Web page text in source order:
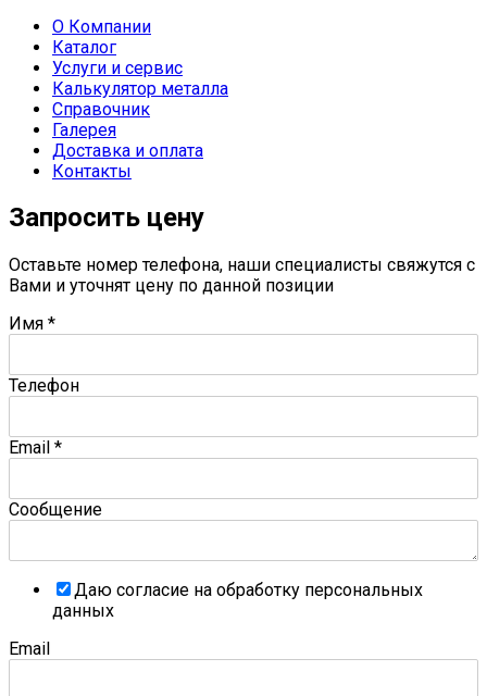
О Компании
Каталог
Услуги и сервис
Калькулятор металла
Справочник
Галерея
Доставка и оплата
Контакты
Запросить цену
Оставьте номер телефона, наши специалисты свяжутся с
Вами и уточнят цену по данной позиции
Имя *
Телефон
Email *
Сообщение
Даю согласие на обработку персональных
данных
Email